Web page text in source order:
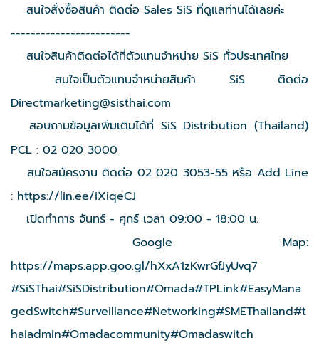
สนใจสั่งซื้อสินค้า ติดต่อ Sales SiS ที่ดูแลท่านได้เลยค่ะ
------------------------
สนใจสินค้าติดต่อได้ที่ตัวแทนจำหน่าย SiS ทั่วประเทศไทย
สนใจเป็นตัวแทนจำหน่ายสินค้า SiS ติดต่อ
Directmarketing@sisthai.com
สอบถามข้อมูลเพิ่มเติมได้ที่ SiS Distribution (Thailand)
PCL : 02 020 3000
สนใจสมัครงาน ติดต่อ 02 020 3053-55 หรือ Add Line
: https://lin.ee/iXiqeCJ
เปิดทำการ จันทร์ - ศุกร์ เวลา 09:00 - 18:00 น.
Google Map:
https://maps.app.goo.gl/hXxA1zKwrGfJyUvq7
#SiSThai#SiSDistribution#Omada#TPLink#EasyMana
gedSwitch#Surveillance#Networking#SMEThailand#t
haiadmin#Omadacommunity#Omadaswitch